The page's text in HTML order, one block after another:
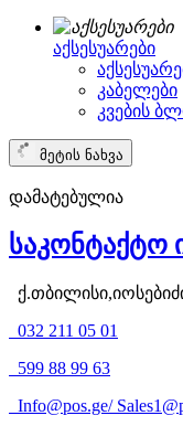
აქსესუარები
კაბელები
კვების
მეტის ნახვა
დამატებულია
საკონტაქტო
032 211 05 01
599 88 99 63
Info@pos.ge/